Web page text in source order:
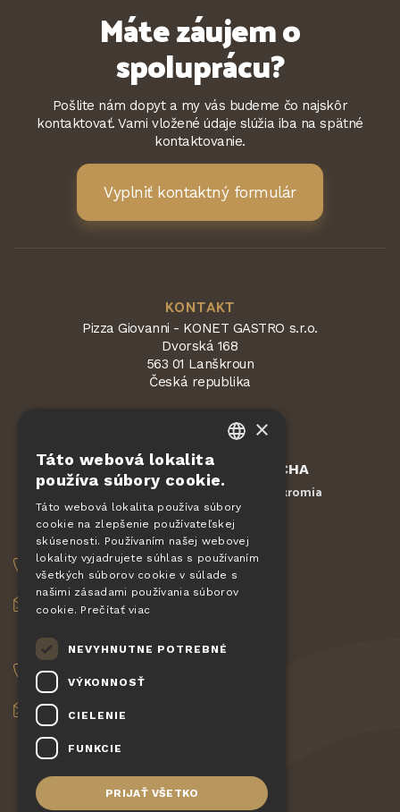
Máte záujem o
spoluprácu?
Pošlite nám dopyt a my vás budeme čo najskôr
kontaktovať. Vami vložené údaje slúžia iba na spätné
kontaktovanie.
Vyplniť kontaktný formulár
KONTAKT
Pizza Giovanni - KONET GASTRO s.r.o.
Dvorská 168
563 01 Lanškroun
Česká republika
Chránené službou reCAPTCHA
Zmluvné podmienky Ochrana súkromia
OBJEDNÁVKY
+420 775 560 953
objednavky@pizzagiovanni.cz
VAŠE OTÁZKY
+420 777 222 157
info@pizzagiovanni.cz
DE
SLOVAK
×
Táto webová lokalita
používa súbory cookie.
Táto webová lokalita používa súbory
cookie na zlepšenie používateľskej
skúsenosti. Používaním našej webovej
lokality vyjadrujete súhlas s používaním
všetkých súborov cookie v súlade s
našimi zásadami používania súborov
cookie. Prečítať viac
NEVYHNUTNE POTREBNÉ
VÝKONNOSŤ
CIELENIE
FUNKCIE
PRIJAŤ VŠETKO